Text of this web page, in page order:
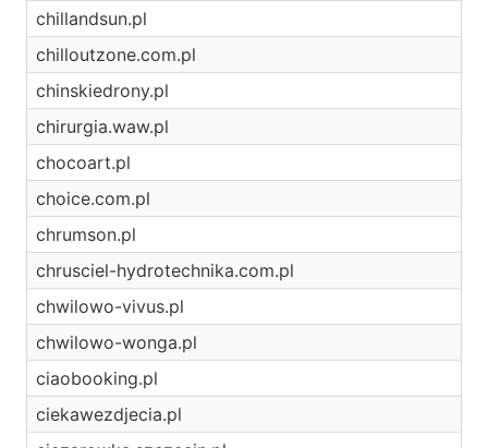
chillandsun.pl
chilloutzone.com.pl
chinskiedrony.pl
chirurgia.waw.pl
chocoart.pl
choice.com.pl
chrumson.pl
chrusciel-hydrotechnika.com.pl
chwilowo-vivus.pl
chwilowo-wonga.pl
ciaobooking.pl
ciekawezdjecia.pl